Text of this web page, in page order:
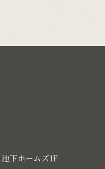
下ホームズ1F